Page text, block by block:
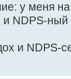
у меня
NDPS-
и NDPS-